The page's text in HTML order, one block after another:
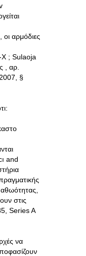
αρμόδιες
; Sulaoja
, αρ.
§
and
στις
Series A
να